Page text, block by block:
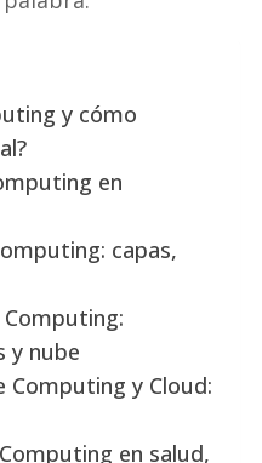
y cómo
en
capas,
y nube
y Cloud: